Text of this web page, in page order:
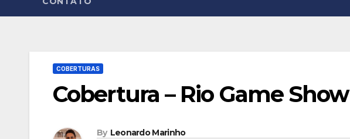
COBERTURAS
Cobertura – Rio Game Show
By Leonardo Marinho